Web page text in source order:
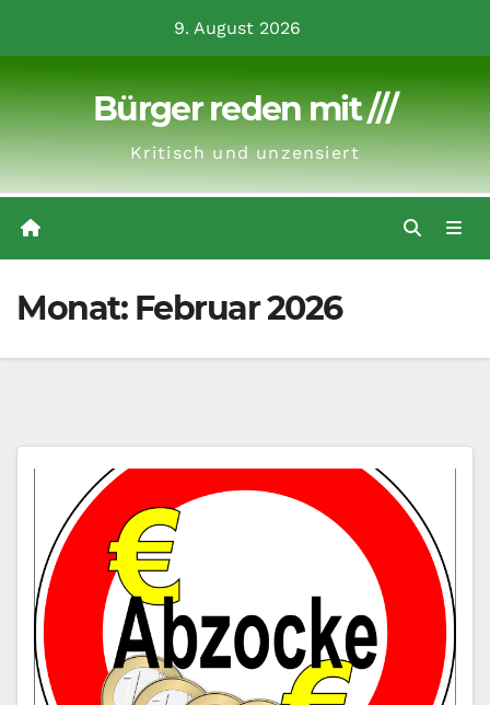
9. August 2026
Bürger reden mit ///
Kritisch und unzensiert
Monat: Februar 2026